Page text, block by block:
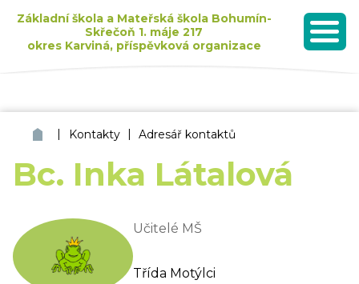
Základní škola a Mateřská škola Bohumín-
Skřečoň 1. máje 217
okres Karviná, příspěvková organizace
MENU
ZŠ a MŠ Bohumín Skřečoň
| Kontakty | Adresář kontaktů
Bc. Inka Látalová
Učitelé MŠ
Třída Motýlci